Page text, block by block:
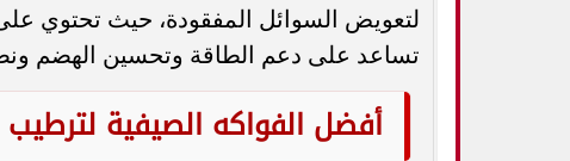
لتعويض السوائل المفقودة، حيث تحتوي
تساعد على دعم الطاقة وتحسين الهضم
أفضل الفواكه الصيفية